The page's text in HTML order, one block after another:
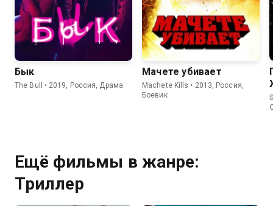
Бык
The Bull • 2019, Россия, Драма
Мачете убивает
Machete Kills • 2013, Россия,
Боевик
Ещё фильмы в жанре:
Триллер